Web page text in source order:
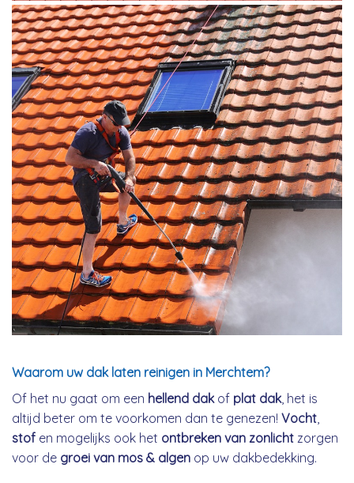
Waarom uw dak laten reinigen in Merchtem?
Of het nu gaat om een hellend dakof plat dak, het is
altijd beter om te voorkomen dan te genezen! Vocht
stof en mogelijks ook het ontbreken van zonlicht zorgen
voor de groei van mos & algen op uw dakbedekking.